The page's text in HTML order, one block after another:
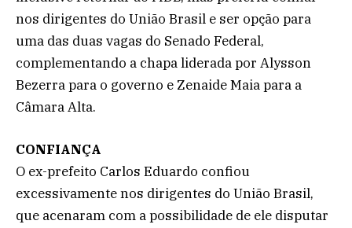
nos dirigentes do União Brasil e ser opção para
uma das duas vagas do Senado Federal,
complementando a chapa liderada por Alysson
Bezerra para o governo e Zenaide Maia para a
Câmara Alta.
CONFIANÇA
O ex-prefeito Carlos Eduardo confiou
excessivamente nos dirigentes do União Brasil,
que acenaram com a possibilidade de ele disputar